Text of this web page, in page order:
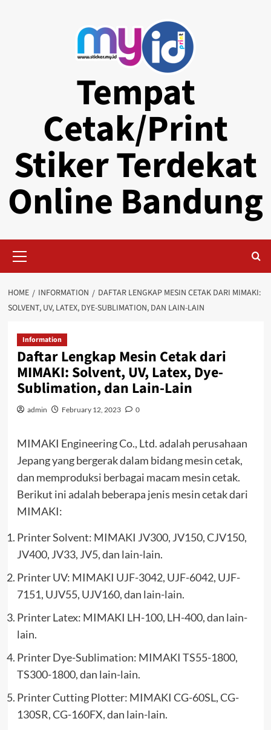
Tempat
Cetak/Print
Stiker Terdekat
Online Bandung
Menu
HOME INFORMATION
DAFTAR LENGKAP MESIN CETAK DARI MIMAKI:
SOLVENT, UV, LATEX, DYE-SUBLIMATION, DAN LAIN-LAIN
Information
Daftar Lengkap Mesin Cetak dari
MIMAKI: Solvent, UV, Latex, Dye-
Sublimation, dan Lain-Lain
admin February 12, 2023 0
MIMAKI Engineering Co., Ltd. adalah perusahaan
Jepang yang bergerak dalam bidang mesin cetak,
dan memproduksi berbagai macam mesin cetak.
Berikut ini adalah beberapa jenis mesin cetak dari
MIMAKI:
Printer Solvent: MIMAKI JV300, JV150, CJV150,
JV400, JV33, JV5, dan lain-lain.
Printer UV: MIMAKI UJF-3042, UJF-6042, UJF-
7151, UJV55, UJV160, dan lain-lain.
Printer Latex: MIMAKI LH-100, LH-400, dan lain-
lain.
Printer Dye-Sublimation: MIMAKI TS55-1800,
TS300-1800, dan lain-lain.
Printer Cutting Plotter: MIMAKI CG-60SL, CG-
130SR, CG-160FX, dan lain-lain.